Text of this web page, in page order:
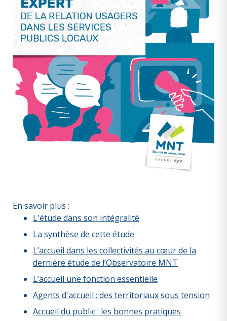
En savoir plus :
L'étude dans son intégralité
La synthèse de cette étude
L’accueil dans les collectivités au cœur de la
dernière étude de l’Observatoire MNT
L’accueil une fonction essentielle
Agents d'accueil : des territoriaux sous tension
Accueil du public : les bonnes pratiques